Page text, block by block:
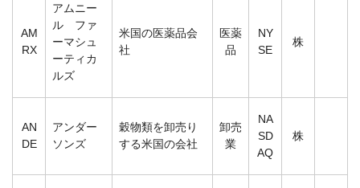
AM
RX
アムニー
ル ファ
ーマシュ
ーティカ
ルズ
米国の医薬品会
社
医薬
品
NY
SE
株
AN
DE
アンダー
ソンズ
穀物類を卸売り
する米国の会社
卸売
業
NA
SD
AQ
株